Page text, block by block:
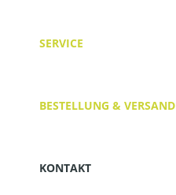
SERVICE
BESTELLUNG & VERSAND
KONTAKT